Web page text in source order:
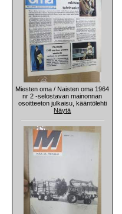
Miesten oma / Naisten oma 1964
nr 2 -selostavan mainonnan
osoitteeton julkaisu, kääntölehti
Näytä